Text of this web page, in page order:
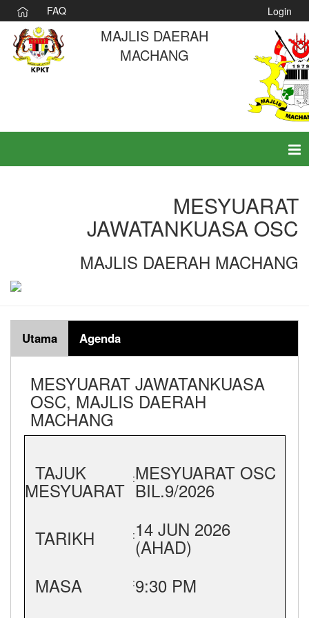
FAQ Login
MAJLIS DAERAH
MACHANG
MESYUARAT
JAWATANKUASA OSC
MAJLIS DAERAH MACHANG
Utama Agenda
MESYUARAT JAWATANKUASA
OSC, MAJLIS DAERAH
MACHANG
TAJUK
MESYUARAT :MESYUARAT OSC
BIL.9/2026
TARIKH
:14 JUN 2026
(AHAD)
MASA
:9:30 PM